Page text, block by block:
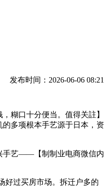
发布时间：2026-06-06 08:21
糊口十分便当。值得关註】
多项根本手艺源于日本，资
手艺——【制制业电商微信内
过买房市场。拆迁户多的